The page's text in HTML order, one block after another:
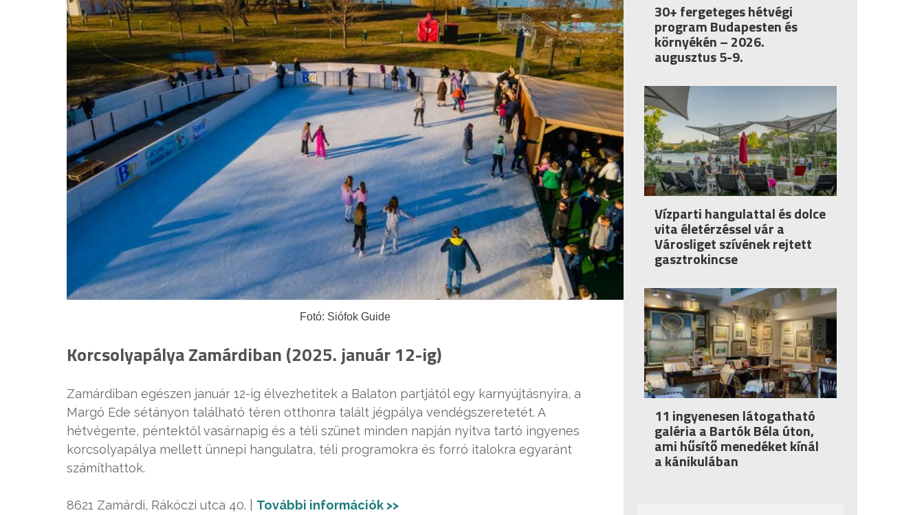
Fotó: Siófok Guide
Korcsolyapálya Zamárdiban (2025. január 12-ig)
Zamárdiban egészen január 12-ig élvezhetitek a Balaton partjától egy karnyújtásnyira, a
Margó Ede sétányon található téren otthonra talált jégpálya vendégszeretetét. A
hétvégente, péntektől vasárnapig és a téli szünet minden napján nyitva tartó ingyenes
korcsolyapálya mellett ünnepi hangulatra, téli programokra és forró italokra egyaránt
számíthattok.
8621 Zamárdi, Rákóczi utca 40. | További információk >>
30+ fergeteges hétvégi
program Budapesten és
környékén – 2026.
augusztus 5-9.
Vízparti hangulattal és dolce
vita életérzéssel vár a
Városliget szívének rejtett
gasztrokincse
11 ingyenesen látogatható
galéria a Bartók Béla úton,
ami hűsítő menedéket kínál
a kánikulában